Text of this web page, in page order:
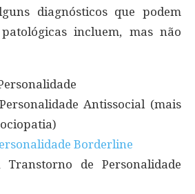
diagnósticos que podem
incluem, mas não
Antissocial (mais
Borderline
de Personalidade